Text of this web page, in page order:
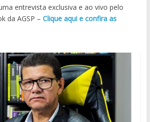
entrevista exclusiva e ao vivo pelo
da AGSP – Clique aqui e confira as